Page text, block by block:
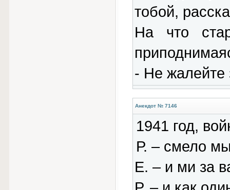
тобой,
На что
- Не жалейте
Анекдот № 7146
1941 год,
Р. – смело
Е. – и ми за